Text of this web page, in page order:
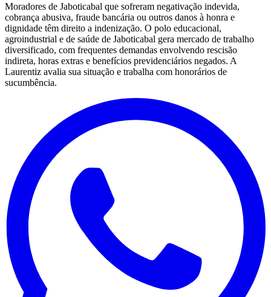
Moradores de Jaboticabal que sofreram negativação indevida,
cobrança abusiva, fraude bancária ou outros danos à honra e
dignidade têm direito a indenização. O polo educacional,
agroindustrial e de saúde de Jaboticabal gera mercado de trabalho
diversificado, com frequentes demandas envolvendo rescisão
indireta, horas extras e benefícios previdenciários negados. A
Laurentiz avalia sua situação e trabalha com honorários de
sucumbência.